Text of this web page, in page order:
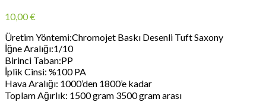
10,00€
Üretim Yöntemi:Chromojet Baskı Desenli Tuft Saxony
İğne Aralığı:1/10
Birinci Taban:PP
İplik Cinsi: %100 PA
Hava Aralığı: 1000’den 1800’e kadar
Toplam Ağırlık: 1500 gram 3500 gram arası